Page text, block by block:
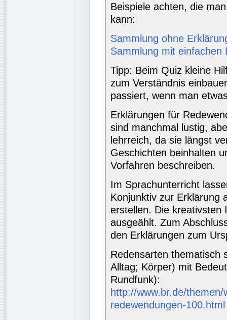
Beispiele achten, die
kann:
Sammlung ohne
Sammlung mit einfachen
Tipp: Beim Quiz kleine
zum Verständnis
passiert, wenn man
Erklärungen für
sind manchmal lustig,
lehrreich, da sie längst
Geschichten beinhalten
Vorfahren beschreiben.
Im Sprachunterricht
Konjunktiv zur Erklärung
erstellen. Die kreativsten
ausgeählt. Zum
den Erklärungen zum
Redensarten thematisch
Alltag; Körper) mit
Rundfunk):
http://www.br.de/
redewendungen-100.html